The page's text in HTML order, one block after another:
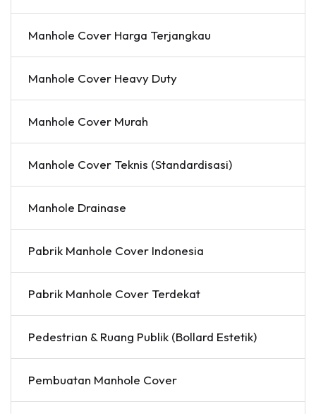
Manhole Cover Harga Terjangkau
Manhole Cover Heavy Duty
Manhole Cover Murah
Manhole Cover Teknis (Standardisasi)
Manhole Drainase
Pabrik Manhole Cover Indonesia
Pabrik Manhole Cover Terdekat
Pedestrian & Ruang Publik (Bollard Estetik)
Pembuatan Manhole Cover